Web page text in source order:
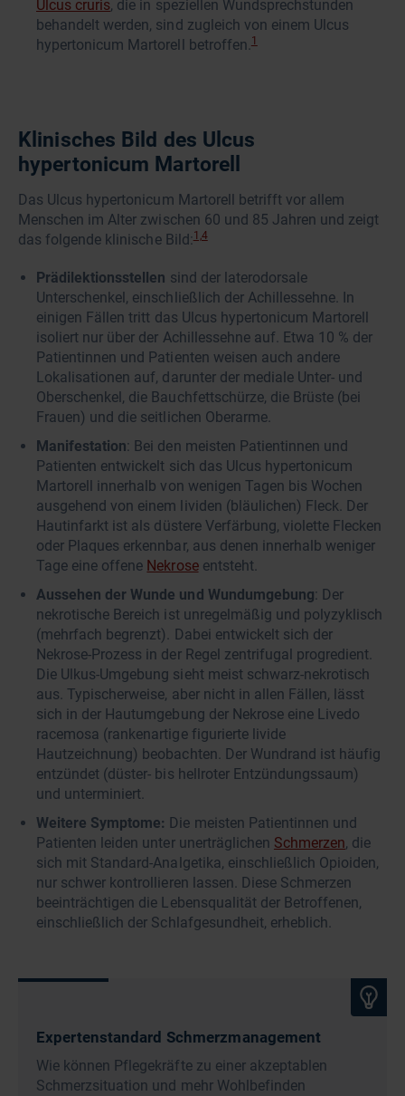
Ulcus cruris, die in speziellen Wundsprechstunden
behandelt werden, sind zugleich von einem Ulcus
hypertonicum Martorell betroffen.1
Klinisches Bild des Ulcus
hypertonicum Martorell
Das Ulcus hypertonicum Martorell betrifft vor allem
Menschen im Alter zwischen 60 und 85 Jahren und zeigt
das folgende klinische Bild:1,4
Prädilektionsstellen sind der laterodorsale
Unterschenkel, einschließlich der Achillessehne. In
einigen Fällen tritt das Ulcus hypertonicum Martorell
isoliert nur über der Achillessehne auf. Etwa 10 % der
Patientinnen und Patienten weisen auch andere
Lokalisationen auf, darunter der mediale Unter- und
Oberschenkel, die Bauchfettschürze, die Brüste (bei
Frauen) und die seitlichen Oberarme.
Manifestation: Bei den meisten Patientinnen und
Patienten entwickelt sich das Ulcus hypertonicum
Martorell innerhalb von wenigen Tagen bis Wochen
ausgehend von einem lividen (bläulichen) Fleck. Der
Hautinfarkt ist als düstere Verfärbung, violette Flecken
oder Plaques erkennbar, aus denen innerhalb weniger
Tage eine offene Nekroseentsteht.
Aussehen der Wunde und Wundumgebung: Der
nekrotische Bereich ist unregelmäßig und polyzyklisch
(mehrfach begrenzt). Dabei entwickelt sich der
Nekrose-Prozess in der Regel zentrifugal progredient.
Die Ulkus-Umgebung sieht meist schwarz-nekrotisch
aus. Typischerweise, aber nicht in allen Fällen, lässt
sich in der Hautumgebung der Nekrose eine Livedo
racemosa (rankenartige figurierte livide
Hautzeichnung) beobachten. Der Wundrand ist häufig
entzündet (düster- bis hellroter Entzündungssaum)
und unterminiert.
Weitere Symptome: Die meisten Patientinnen und
Patienten leiden unter unerträglichen Schmerzen, die
sich mit Standard-Analgetika, einschließlich Opioiden,
nur schwer kontrollieren lassen. Diese Schmerzen
beeinträchtigen die Lebensqualität der Betroffenen,
einschließlich der Schlafgesundheit, erheblich.
Expertenstandard Schmerzmanagement
Wie können Pflegekräfte zu einer akzeptablen
Schmerzsituation und mehr Wohlbefinden